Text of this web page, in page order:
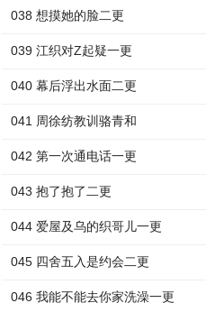
038 想摸她的脸二更
039 江织对Z起疑一更
040 幕后浮出水面二更
041 周徐纺教训骆青和
042 第一次通电话一更
043 抱了抱了二更
044 爱屋及乌的织哥儿一更
045 四舍五入是约会二更
046 我能不能去你家洗澡一更